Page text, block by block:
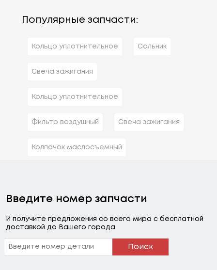
Популярные запчасти:
Кольцо уплотнительное Сальник
Свеча зажигания
Кольцо уплотнительное
Фильтр воздушный Свеча зажигания
Колпачок маслосъемный
Введите номер запчасти
И получите предложения со всего мира с бесплатной
доставкой до Вашего города
Поиск